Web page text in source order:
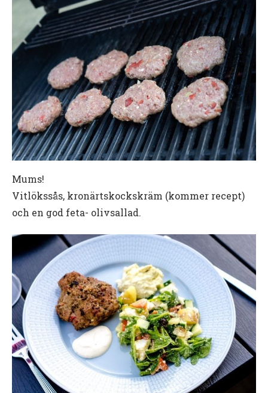
Mums!
Vitlökssås, kronärtskockskräm (kommer recept)
och en god feta- olivsallad.